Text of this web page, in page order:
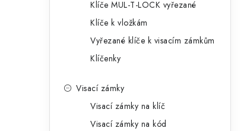
Klíče MUL-T-LOCK vyřezané
Klíče k vložkám
Vyřezané klíče k visacím zámkům
Klíčenky
Visací zámky
Visací zámky na klíč
Visací zámky na kód